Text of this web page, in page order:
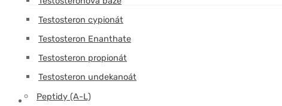
Testosteron cypionát
Testosteron Enanthate
Testosteron propionát
Testosteron undekanoát
Peptidy (A-L)